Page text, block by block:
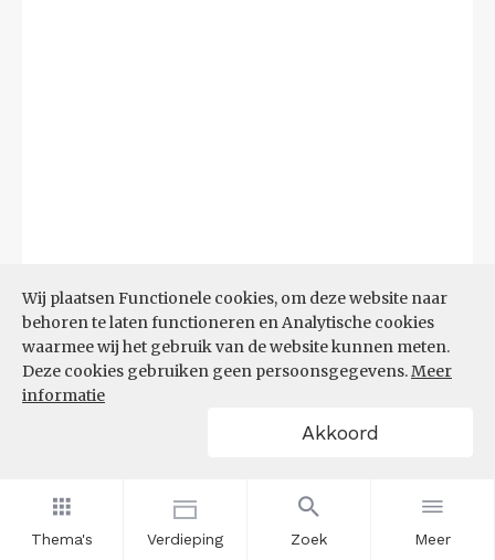
Thema's Verdieping Zoek Meer
Wij plaatsen Functionele cookies, om deze website naar
behoren te laten functioneren en Analytische cookies
waarmee wij het gebruik van de website kunnen meten.
Deze cookies gebruiken geen persoonsgegevens.Meer
informatie
Akkoord